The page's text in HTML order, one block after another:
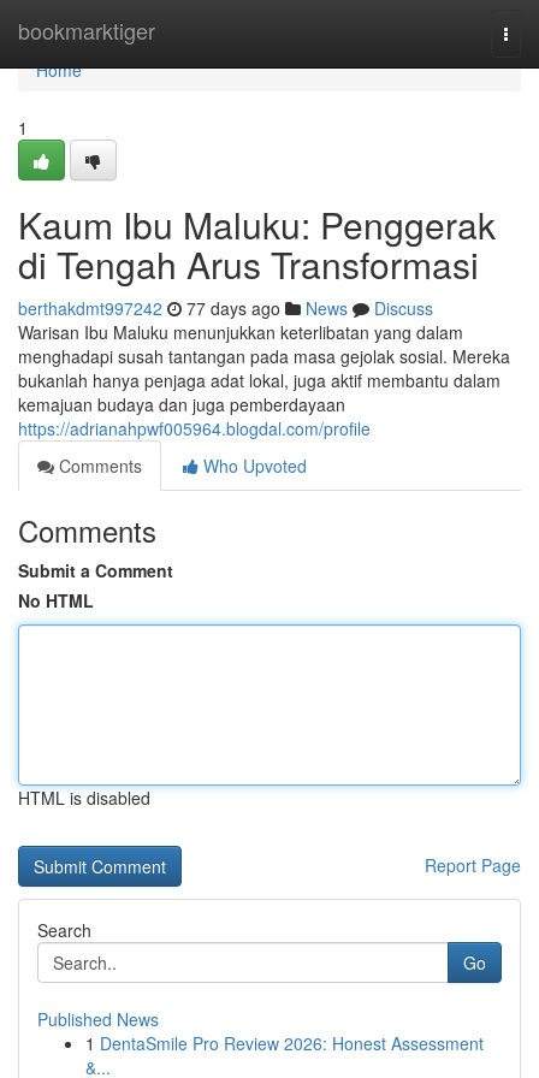
bookmarktiger
Home
Home
1
Kaum Ibu Maluku: Penggerak
di Tengah Arus Transformasi
berthakdmt997242 77 days ago News
Discuss
Warisan Ibu Maluku menunjukkan keterlibatan yang dalam
menghadapi susah tantangan pada masa gejolak sosial. Mereka
bukanlah hanya penjaga adat lokal, juga aktif membantu dalam
kemajuan budaya dan juga pemberdayaan
https://adrianahpwf005964.blogdal.com/profile
Comments
Who Upvoted
Comments
Submit a Comment
No HTML
HTML is disabled
Report Page
Search
Go
Published News
1 DentaSmile Pro Review 2026: Honest Assessment
&...